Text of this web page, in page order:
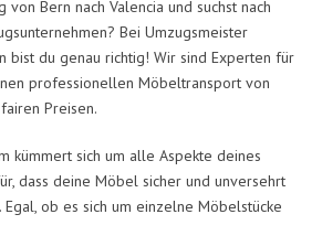
von Bern nach Valencia und suchst nach
Bei Umzugsmeister
bist du genau richtig! Wir sind Experten für
professionellen Möbeltransport von
Preisen.
kümmert sich um alle Aspekte deines
dass deine Möbel sicher und unversehrt
ob es sich um einzelne Möbelstücke